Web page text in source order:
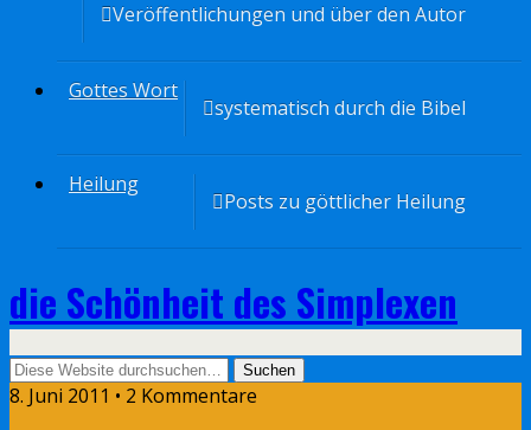
Veröffentlichungen und über den Autor
Gottes Wort
systematisch durch die Bibel
Heilung
Posts zu göttlicher Heilung
die Schönheit des Simplexen
8. Juni 2011 • 2 Kommentare